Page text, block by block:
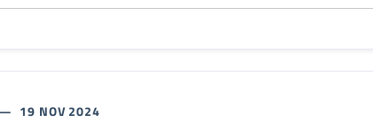
19 NOV 2024